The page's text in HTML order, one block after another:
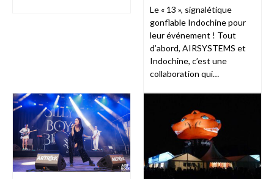
Le « 13 », signalétique
gonflable Indochine pour
leur événement ! Tout
d’abord, AIRSYSTEMS et
Indochine, c’est une
collaboration qui…